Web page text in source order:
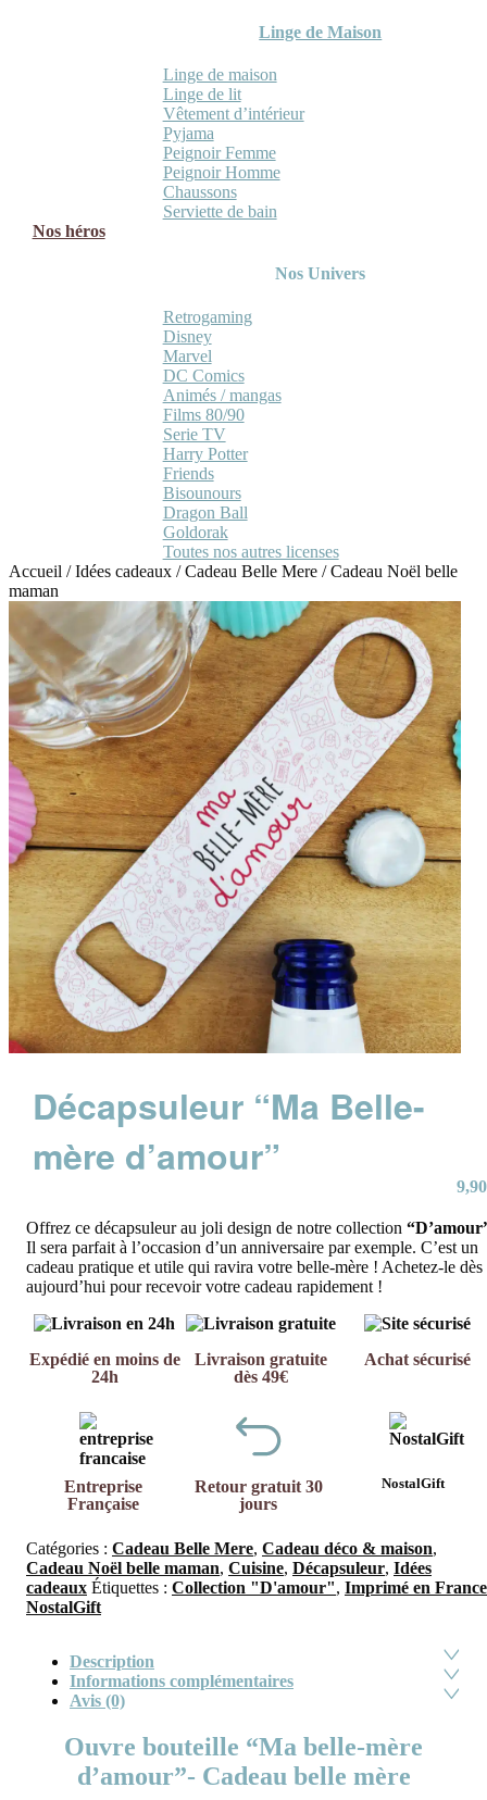
Linge de Maison
Linge de maison
Linge de lit
Vêtement d’intérieur
Pyjama
Peignoir Femme
Peignoir Homme
Chaussons
Serviette de bain
Nos héros
Nos Univers
Retrogaming
Disney
Marvel
DC Comics
Animés / mangas
Films 80/90
Serie TV
Harry Potter
Friends
Bisounours
Dragon Ball
Goldorak
Toutes nos autres licenses
Accueil /Idées cadeaux /Cadeau Belle Mere /Cadeau Noël belle
maman
Décapsuleur “Ma Belle-
mère d’amour”
9,90
Offrez ce décapsuleur au joli design de notre collection
Il sera parfait à l’occasion d’un anniversaire par exemple. C’est un
cadeau pratique et utile qui ravira votre belle-mère ! Achetez-le dès
aujourd’hui pour recevoir votre cadeau rapidement !
Expédié en moins de
24h
Livraison gratuite
dès 49€
Achat sécurisé
Entreprise
Française
Retour gratuit 30
jours
NostalGift
Catégories : Cadeau Belle Mere, Cadeau déco & maison,
Cadeau Noël belle maman, Cuisine, Décapsuleur, Idées
cadeaux Étiquettes : Collection "D'amour", Imprimé en France
NostalGift
Description
Informations complémentaires
Avis (0)
Ouvre bouteille “Ma belle-mère
d’amour”- Cadeau belle mère